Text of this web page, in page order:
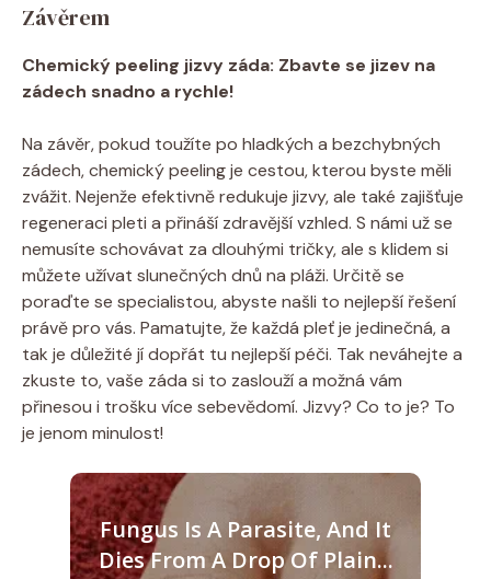
Závěrem
Chemický peeling jizvy záda: Zbavte se jizev na
zádech snadno a rychle!
Na závěr, pokud toužíte po hladkých a bezchybných
zádech, chemický peeling je cestou, kterou byste měli
zvážit. Nejenže efektivně redukuje jizvy, ale také zajišťuje
regeneraci pleti a přináší zdravější vzhled. S námi už se
nemusíte schovávat za dlouhými tričky, ale s klidem si
můžete užívat slunečných dnů na pláži. Určitě se
poraďte se specialistou, abyste našli to nejlepší řešení
právě pro vás. Pamatujte, že každá pleť je jedinečná, a
tak je důležité jí dopřát tu nejlepší péči. Tak neváhejte a
zkuste to, vaše záda si to zaslouží a možná vám
přinesou i trošku více sebevědomí. Jizvy? Co to je? To
je jenom minulost!
Fungus Is A Parasite, And It
Dies From A Drop Of Plain...